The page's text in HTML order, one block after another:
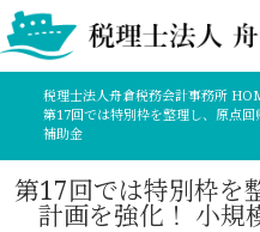
税理士法人舟倉税務会計事務所
第17回では特別枠を整理し、原点
補助金
第17回では特別枠を
計画を強化！ 小規